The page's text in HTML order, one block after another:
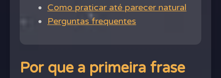
Como praticar até parecer natural
Perguntas frequentes
Por que a primeira frase